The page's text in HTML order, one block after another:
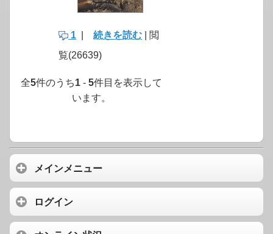
1 続きを読む | 閲
覧(26639)
全5件のうち1 - 5件目を表示して
います。
メインメニュー
ログイン